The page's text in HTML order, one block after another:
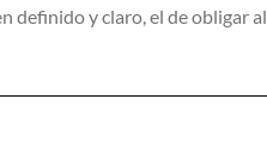
definido y claro, el de obligar al